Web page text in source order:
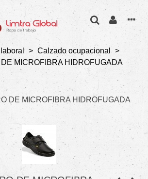
> Calzado ocupacional
>
MICROFIBRA HIDROFUGADA